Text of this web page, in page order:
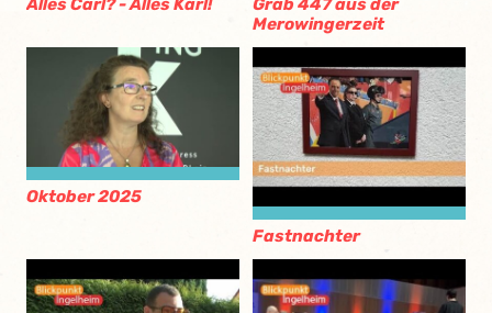
Alles Carl? - Alles Karl!
Grab 447 aus der
Merowingerzeit
Oktober 2025
Fastnachter